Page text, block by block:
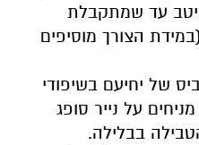
עד שמתקבלת
הצורך מוסיפים
של יחיעם בשיפודי
על נייר סופג
בבלילה.